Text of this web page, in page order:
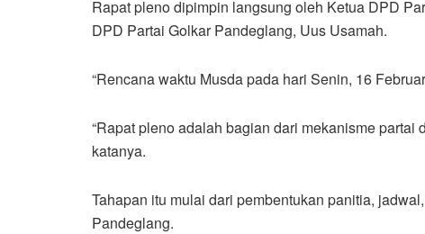
Rapat pleno dipimpin langsung oleh Ketua DPD
DPD Partai Golkar Pandeglang, Uus Usamah.
“Rencana waktu Musda pada hari Senin, 16
“Rapat pleno adalah bagian dari mekanisme partai
katanya.
Tahapan itu mulai dari pembentukan panitia,
Pandeglang.